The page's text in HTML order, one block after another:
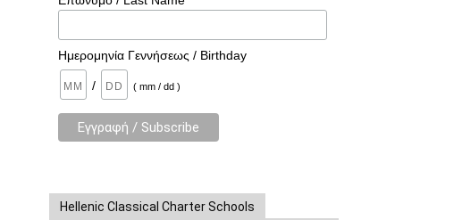
Ημερομηνία Γεννήσεως / Birthday
/ ( mm / dd )
Hellenic Classical Charter Schools